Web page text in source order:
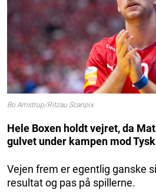
Bo Amstrup/Ritzau Scanpix
Hele Boxen holdt vejret, da
gulvet under kampen mod
Vejen frem er egentlig ganske
resultat og pas på spillerne.